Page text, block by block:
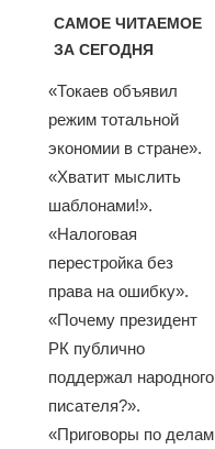
САМОЕ ЧИТАЕМОЕ
ЗА СЕГОДНЯ
«Токаев объявил
режим тотальной
экономии в стране».
«Хватит мыслить
шаблонами!».
«Налоговая
перестройка без
права на ошибку».
«Почему президент
РК публично
поддержал народного
писателя?».
«Приговоры по делам